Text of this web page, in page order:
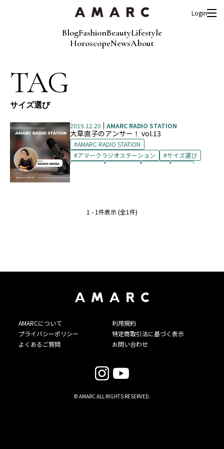
BlogFashionBeautyLifestyle
HoroscopeNewsAbout
Login
TAG
サイズ選び
2019.12.20 AMARC RADIO STATION
大草直子のアンサー！ vol.13
AMARC RADIO STATION
アマークラジオステーション
サイズ選び
1 - 1件表示 (全1件)
AMARCについて
利用規約
プライバシーポリシー
特定商取引法に基づく表示
よくあるご質問
お問い合わせ
© AMARC ALL RIGHTS RESERVED.